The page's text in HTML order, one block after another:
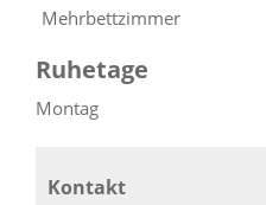
Mehrbettzimmer
Ruhetage
Montag
Kontakt